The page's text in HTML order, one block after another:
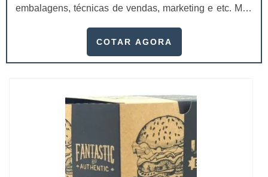
embalagens, técnicas de vendas, marketing e etc. Mas
e logística adequada, esses esforços podem não valer
um papel de destaque muito abrangente, pois este item,
COTAR AGORA